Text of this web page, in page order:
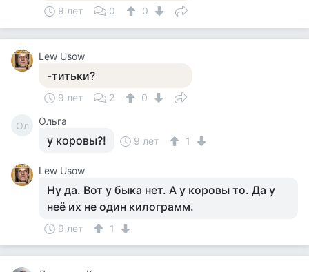
9 лет 0 0
Lew Usow
-титьки?
9 лет 2 0
Ол Ольга
у коровы?! 9 лет 1
Lew Usow
Ну да. Вот у быка нет. А у коровы то. Да у
неё их не один килограмм.
9 лет 1